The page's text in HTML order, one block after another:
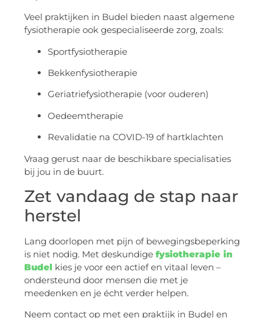
Veel praktijken in Budel bieden naast algemene
fysiotherapie ook gespecialiseerde zorg, zoals:
Sportfysiotherapie
Bekkenfysiotherapie
Geriatriefysiotherapie (voor ouderen)
Oedeemtherapie
Revalidatie na COVID-19 of hartklachten
Vraag gerust naar de beschikbare specialisaties
bij jou in de buurt.
Zet vandaag de stap naar
herstel
Lang doorlopen met pijn of bewegingsbeperking
is niet nodig. Met deskundige fysiotherapie in
Budel kies je voor een actief en vitaal leven –
ondersteund door mensen die met je
meedenken en je écht verder helpen.
Neem contact op met een praktijk in Budel en